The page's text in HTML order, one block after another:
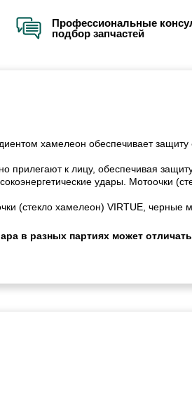
Профессиональные
подбор запчастей
хамелеон обеспечивает
к лицу, обеспечивая
удары. Мотоочки
(стекло хамелеон) VIRTUE, черные
в разных партиях может